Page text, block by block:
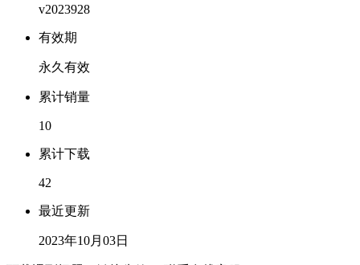
v2023928
有效期
永久有效
累计销量
10
累计下载
42
最近更新
2023年10月03日